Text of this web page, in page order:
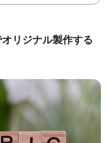
リジナル製作する